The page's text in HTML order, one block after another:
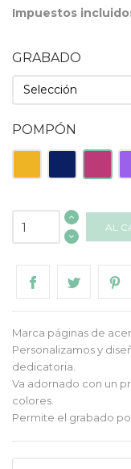
Impuestos
GRABADO
POMPÓN
AmarilloAzul
Oscuro
Fucsia
AL
Marca páginas de
Personalizamos y
dedicatoria.
Va adornado con un
colores.
Permite el grabado